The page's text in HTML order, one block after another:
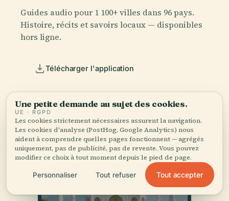
Guides audio pour 1 100+ villes dans 96 pays.
Histoire, récits et savoirs locaux — disponibles
hors ligne.
Télécharger l'application
Une petite demande au sujet des cookies.
UE · RGPD
Les cookies strictement nécessaires assurent la navigation.
Les cookies d'analyse (PostHog, Google Analytics) nous
aident à comprendre quelles pages fonctionnent — agrégés
uniquement, pas de publicité, pas de revente. Vous pouvez
modifier ce choix à tout moment depuis le pied de page.
Personnaliser Tout refuser Tout accepter